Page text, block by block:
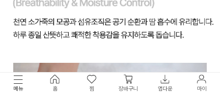
메뉴 홈 찜 장바구니 앱다운 마이